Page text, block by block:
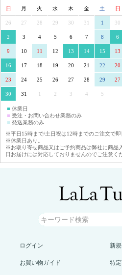
日 月 火 水 木 金 土
26 27 28 29 30 31 1
2 3 4 5 6 7 8
9 10 11 12 13 14 15
16 17 18 19 20 21 22
23 24 25 26 27 28 29
30 31 1 2 3 4 5
日
30
6
13
20
27
■ 休業日
■ 受注・お問い合わせ業務のみ
■ 発送業務のみ
※平日15時まで/土日祝は12時までのご注文で即
※休業日あり。
※お取り寄せ商品又はご予約商品は弊社に商品
日お届けには対応しておりませんのでご注意く
ログイン 新
お買い物ガイド 特